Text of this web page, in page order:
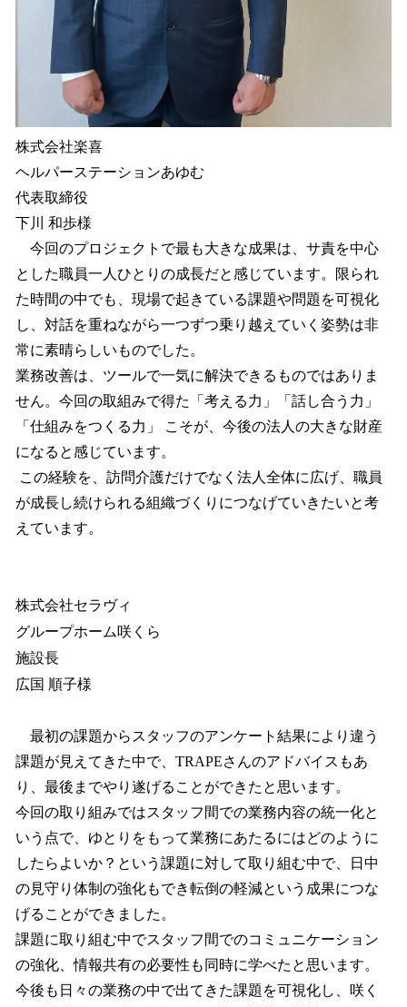
株式会社楽喜
ヘルパーステーションあゆむ
代表取締役
下川 和歩様
今回のプロジェクトで最も大きな成果は、サ責を中心
とした職員一人ひとりの成長だと感じています。限られ
た時間の中でも、現場で起きている課題や問題を可視化
し、対話を重ねながら一つずつ乗り越えていく姿勢は非
常に素晴らしいものでした。
業務改善は、ツールで一気に解決できるものではありま
せん。今回の取組みで得た「考える力」「話し合う力」
「仕組みをつくる力」 こそが、今後の法人の大きな財産
になると感じています。
この経験を、訪問介護だけでなく法人全体に広げ、職員
が成長し続けられる組織づくりにつなげていきたいと考
えています。
株式会社セラヴィ
グループホーム咲くら
施設長
広国 順子様
最初の課題からスタッフのアンケート結果により違う
課題が見えてきた中で、TRAPEさんのアドバイスもあ
り、最後までやり遂げることができたと思います。
今回の取り組みではスタッフ間での業務内容の統一化と
いう点で、ゆとりをもって業務にあたるにはどのように
したらよいか？という課題に対して取り組む中で、日中
の見守り体制の強化もでき転倒の軽減という成果につな
げることができました。
課題に取り組む中でスタッフ間でのコミュニケーション
の強化、情報共有の必要性も同時に学べたと思います。
今後も日々の業務の中で出てきた課題を可視化し、咲く